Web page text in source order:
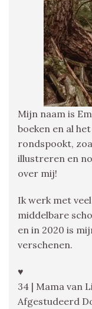
Mijn naam is
boeken en al
rondspookt,
illustreren en
over mij!
Ik werk met
middelbare
en in 2020 is
verschenen.
♥
34 | Mama van
Afgestudeerd